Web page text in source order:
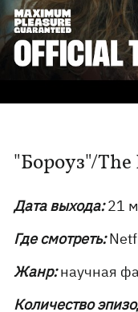
"Бороуз"/The
Дата выхода:21
Где смотреть:
Жанр:научная
Количество